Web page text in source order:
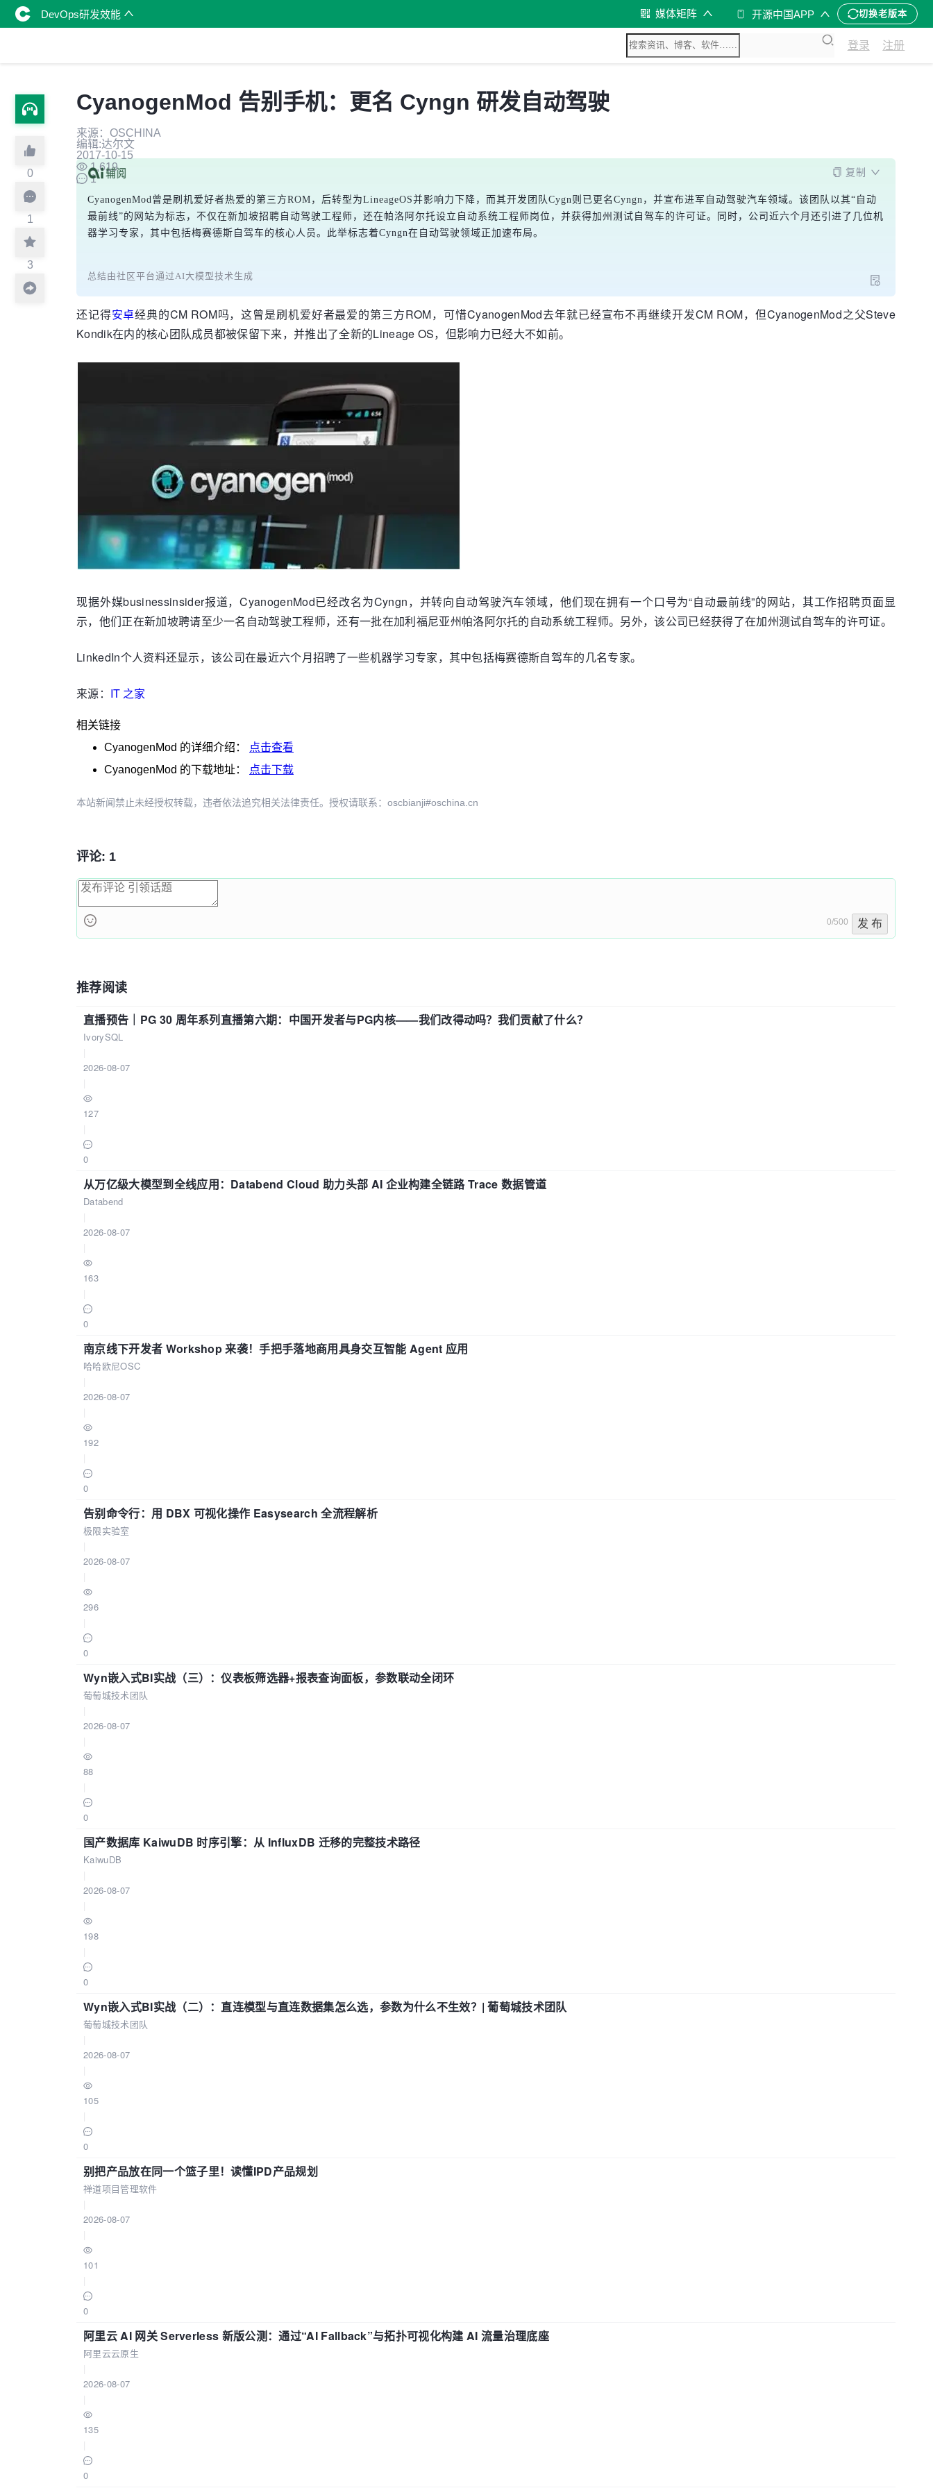
DevOps研发效能 媒体矩阵 开源中国APP 切换老版本
登录 注册
0
1
3
CyanogenMod 告别手机：更名 Cyngn 研发自动驾驶
来源：OSCHINA
编辑:达尔文
2017-10-15
1,619
1
复制
CyanogenMod曾是刷机爱好者热爱的第三方ROM，后转型为LineageOS并影响力下降，而其开发团队Cygn则已更名Cyngn，并宣布进军自动驾驶汽车领域。该团队以其“自动
最前线”的网站为标志，不仅在新加坡招聘自动驾驶工程师，还在帕洛阿尔托设立自动系统工程师岗位，并获得加州测试自驾车的许可证。同时，公司近六个月还引进了几位机
器学习专家，其中包括梅赛德斯自驾车的核心人员。此举标志着Cyngn在自动驾驶领域正加速布局。
总结由社区平台通过AI大模型技术生成
还记得安卓经典的CM ROM吗，这曾是刷机爱好者最爱的第三方ROM，可惜CyanogenMod去年就已经宣布不再继续开发CM ROM，但CyanogenMod之父Steve
Kondik在内的核心团队成员都被保留下来，并推出了全新的Lineage OS，但影响力已经大不如前。
现据外媒businessinsider报道，CyanogenMod已经改名为Cyngn，并转向自动驾驶汽车领域，他们现在拥有一个口号为“自动最前线”的网站，其工作招聘页面显
示，他们正在新加坡聘请至少一名自动驾驶工程师，还有一批在加利福尼亚州帕洛阿尔托的自动系统工程师。另外，该公司已经获得了在加州测试自驾车的许可证。
LinkedIn个人资料还显示，该公司在最近六个月招聘了一些机器学习专家，其中包括梅赛德斯自驾车的几名专家。
来源： IT 之家
相关链接
CyanogenMod 的详细介绍：
点击查看
CyanogenMod 的下载地址： 点击下载
本站新闻禁止未经授权转载，违者依法追究相关法律责任。授权请联系：oscbianji#oschina.cn
评论: 1
0/500 发 布
推荐阅读
直播预告｜PG 30 周年系列直播第六期：中国开发者与PG内核——我们改得动吗？我们贡献了什么？
IvorySQL
2026-08-07
127
0
从万亿级大模型到全线应用：Databend Cloud 助力头部 AI 企业构建全链路 Trace 数据管道
Databend
2026-08-07
163
0
南京线下开发者 Workshop 来袭！手把手落地商用具身交互智能 Agent 应用
哈哈欧尼OSC
2026-08-07
192
0
告别命令行：用 DBX 可视化操作 Easysearch 全流程解析
极限实验室
2026-08-07
296
0
Wyn嵌入式BI实战（三）：仪表板筛选器+报表查询面板，参数联动全闭环
葡萄城技术团队
2026-08-07
88
0
国产数据库 KaiwuDB 时序引擎：从 InfluxDB 迁移的完整技术路径
KaiwuDB
2026-08-07
198
0
Wyn嵌入式BI实战（二）：直连模型与直连数据集怎么选，参数为什么不生效？| 葡萄城技术团队
葡萄城技术团队
2026-08-07
105
0
别把产品放在同一个篮子里！读懂IPD产品规划
禅道项目管理软件
2026-08-07
101
0
阿里云 AI 网关 Serverless 新版公测：通过“AI Fallback”与拓扑可视化构建 AI 流量治理底座
阿里云云原生
2026-08-07
135
0